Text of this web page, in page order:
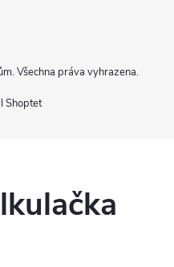
Shoptet
. Všechna práva vyhrazena.